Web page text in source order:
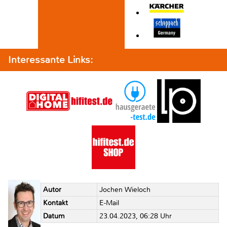
Interessante Links:
Autor
Jochen Wieloch
Kontakt
E-Mail
Datum
23.04.2023, 06:28 Uhr